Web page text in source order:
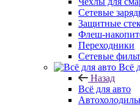
Сетевые
Защитные
Флеш-
Переходники
Сетевые
Всё
Назад
Всё для авто